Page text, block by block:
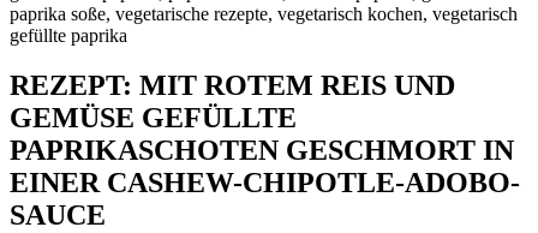
REZEPT: MIT ROTEM REIS UND
GEMÜSE GEFÜLLTE
PAPRIKASCHOTEN GESCHMORT IN
EINER CASHEW-CHIPOTLE-ADOBO-
SAUCE